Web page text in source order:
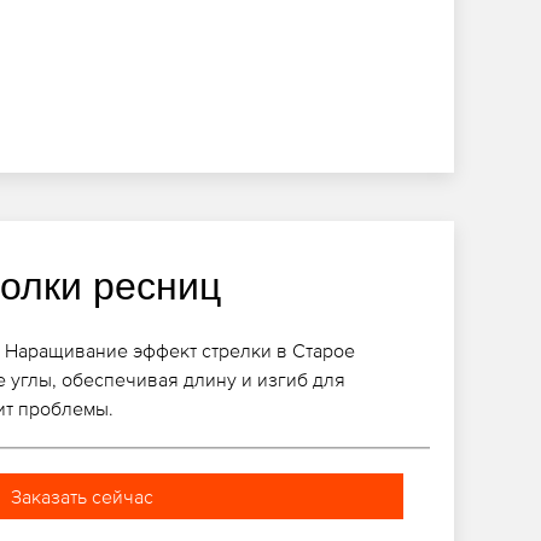
ресниц
эффект стрелки в Старое
обеспечивая длину и изгиб для
проблемы.
Заказать сейчас